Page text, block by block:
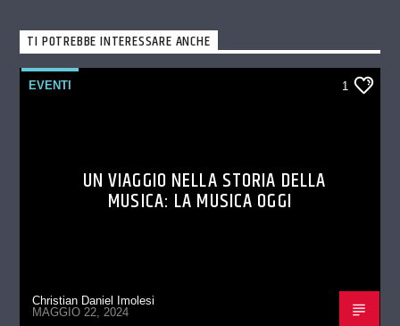
TI POTREBBE INTERESSARE ANCHE
EVENTI 1
UN VIAGGIO NELLA STORIA DELLA
MUSICA: LA MUSICA OGGI
Christian Daniel Imolesi
MAGGIO 22, 2024